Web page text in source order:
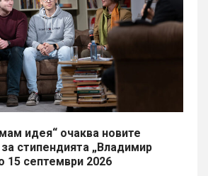
идея“ очаква новите
стипендията „Владимир
15 септември 2026